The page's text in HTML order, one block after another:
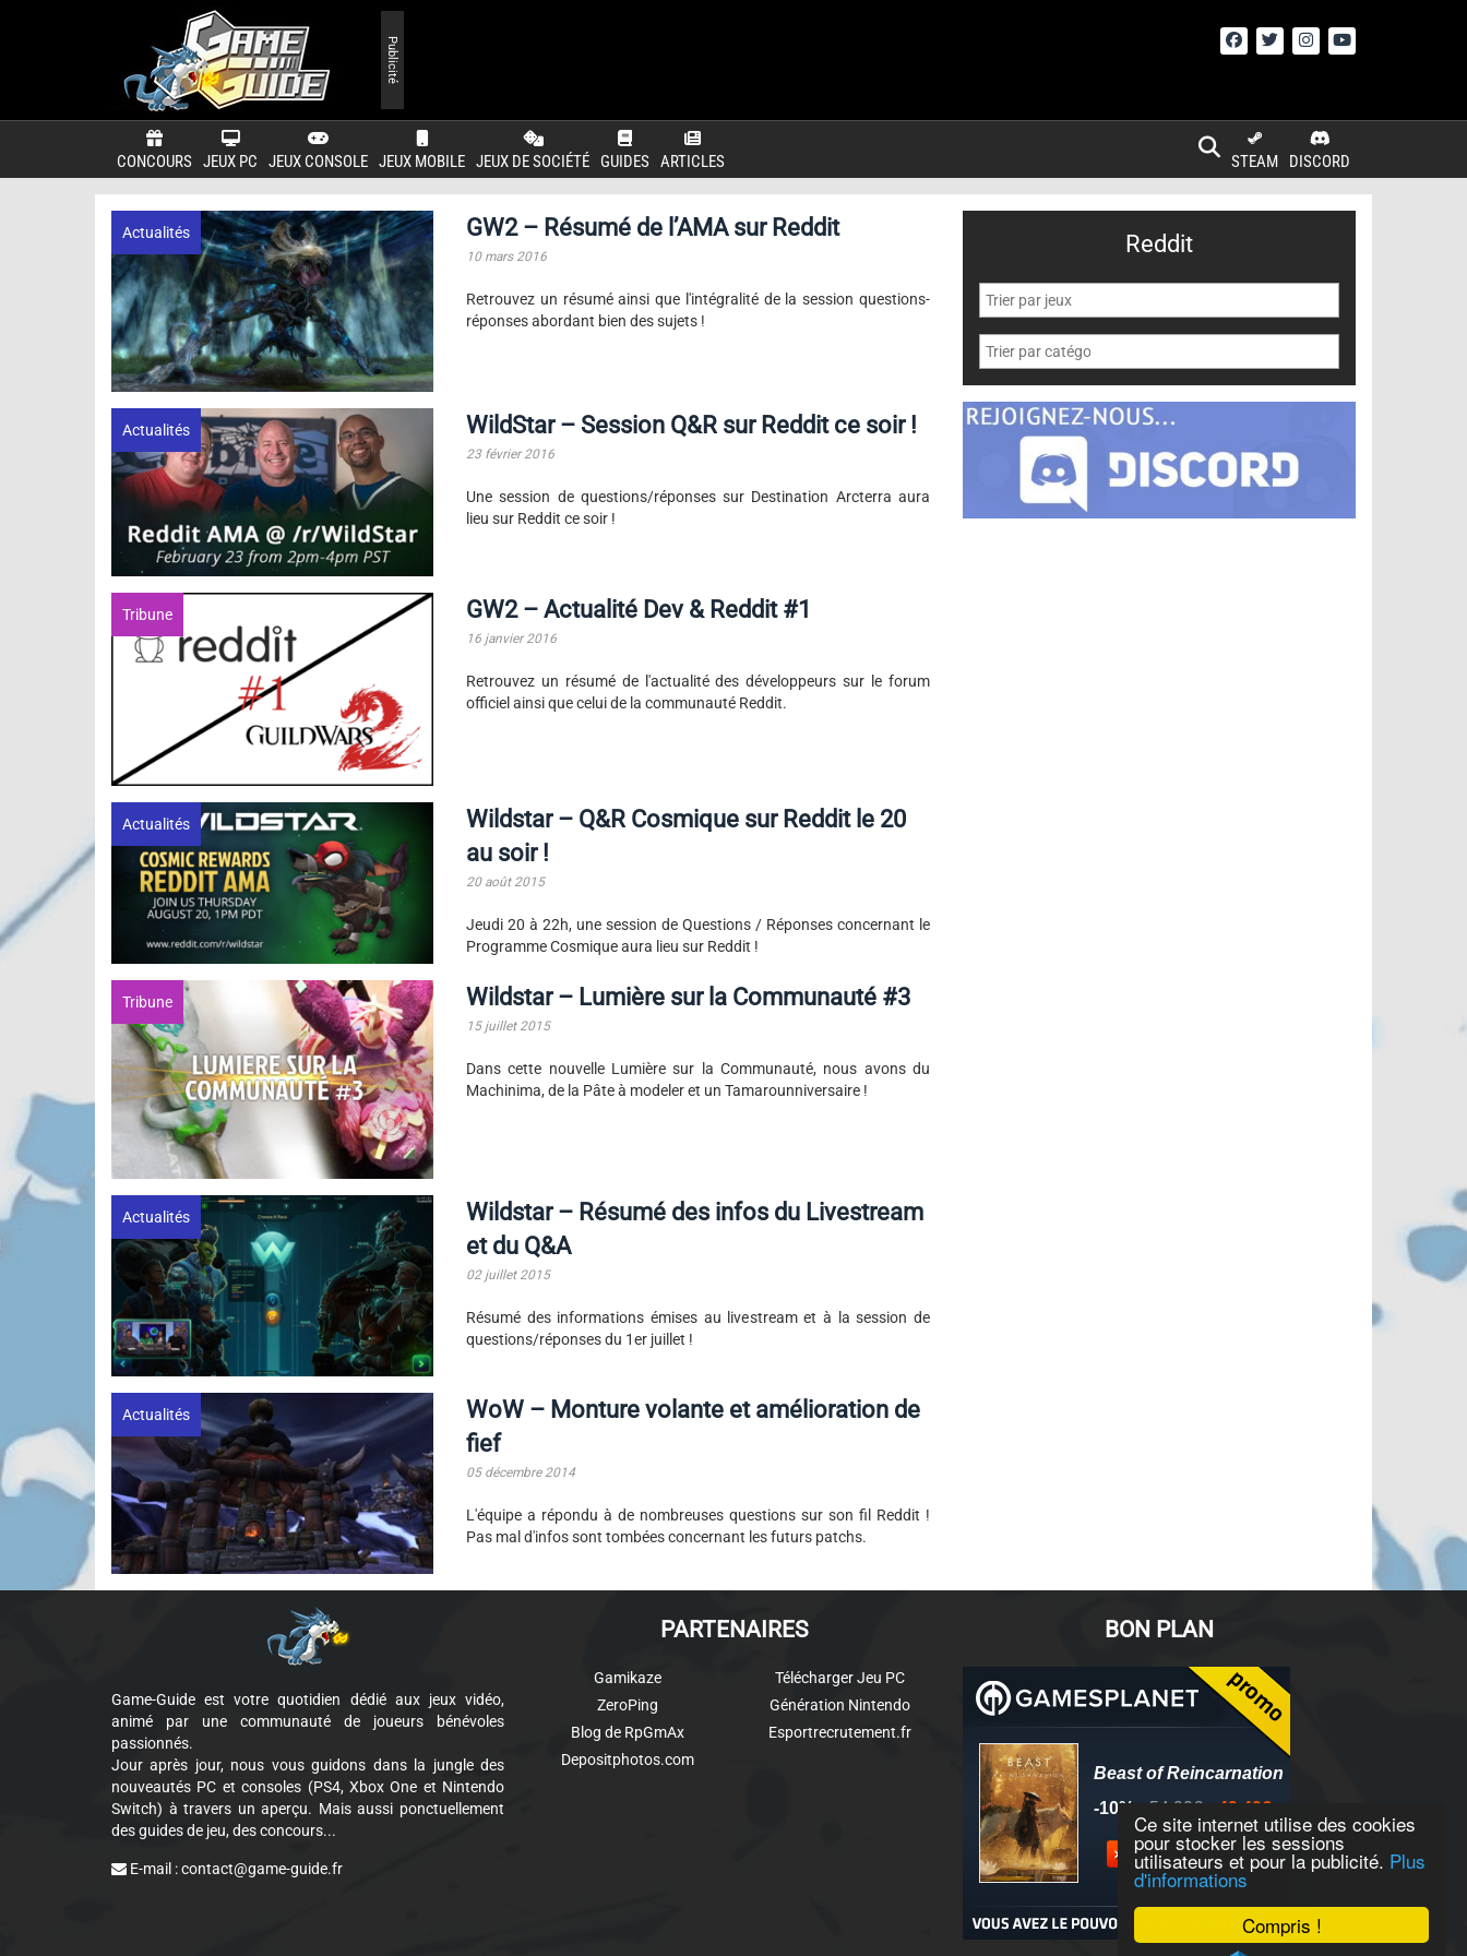
Compris !
Ce site internet utilise des cookies
pour stocker les sessions
utilisateurs et pour la publicité. Plus
d'informations
CONCOURS JEUX PC JEUX CONSOLE JEUX MOBILE JEUX DE SOCIÉTÉ GUIDES ARTICLES DISCORD
STEAM
Publicité
Actualités GW2 – Résumé de l’AMA sur Reddit
10 mars 2016
Retrouvez un résumé ainsi que l'intégralité de la session questions-
réponses abordant bien des sujets !
Actualités WildStar – Session Q&R sur Reddit ce soir !
23 février 2016
Une session de questions/réponses sur Destination Arcterra aura
lieu sur Reddit ce soir !
Tribune GW2 – Actualité Dev & Reddit #1
16 janvier 2016
Retrouvez un résumé de l'actualité des développeurs sur le forum
officiel ainsi que celui de la communauté Reddit.
Actualités
Wildstar – Q&R Cosmique sur Reddit le 20
au soir !
20 août 2015
Jeudi 20 à 22h, une session de Questions / Réponses concernant le
Programme Cosmique aura lieu sur Reddit !
Tribune Wildstar – Lumière sur la Communauté #3
15 juillet 2015
Dans cette nouvelle Lumière sur la Communauté, nous avons du
Machinima, de la Pâte à modeler et un Tamarounniversaire !
Actualités
Wildstar – Résumé des infos du Livestream
et du Q&A
02 juillet 2015
Résumé des informations émises au livestream et à la session de
questions/réponses du 1er juillet !
Actualités
WoW – Monture volante et amélioration de
fief
05 décembre 2014
L'équipe a répondu à de nombreuses questions sur son fil Reddit !
Pas mal d'infos sont tombées concernant les futurs patchs.
Reddit
Game-Guide est votre quotidien dédié aux jeux vidéo,
animé par une communauté de joueurs bénévoles
passionnés.
Jour après jour, nous vous guidons dans la jungle des
nouveautés PC et consoles (PS4, Xbox One et Nintendo
Switch) à travers un aperçu. Mais aussi ponctuellement
des guides de jeu, des concours...
E-mail :contact@game-guide.fr
PARTENAIRES
Gamikaze
ZeroPing
Blog de RpGmAx
Depositphotos.com
Télécharger Jeu PC
Génération Nintendo
Esportrecrutement.fr
BON PLAN